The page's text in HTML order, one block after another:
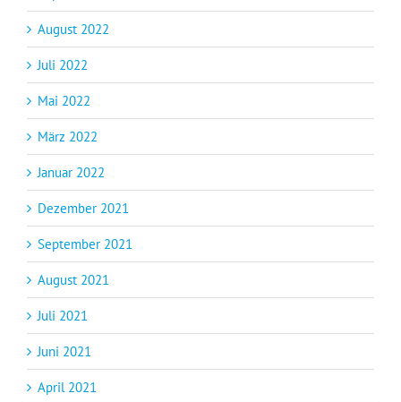
August 2022
Juli 2022
Mai 2022
März 2022
Januar 2022
Dezember 2021
September 2021
August 2021
Juli 2021
Juni 2021
April 2021